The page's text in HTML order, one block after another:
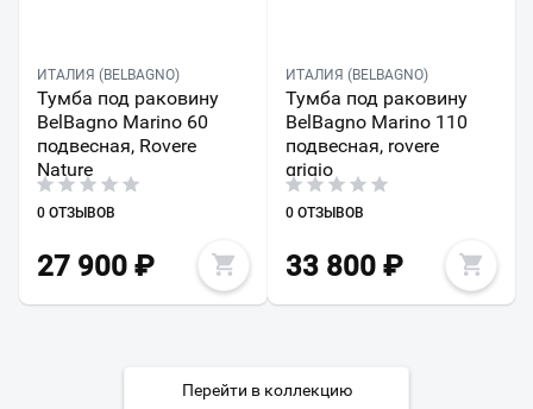
ИТАЛИЯ (BELBAGNO)
Тумба под раковину
BelBagno Marino 60
подвесная, Rovere
Nature
0 ОТЗЫВОВ
27 900 ₽
ИТАЛИЯ (BELBAGNO)
Тумба под раковину
BelBagno Marino 110
подвесная, rovere
grigio
0 ОТЗЫВОВ
33 800₽
Перейти в коллекцию